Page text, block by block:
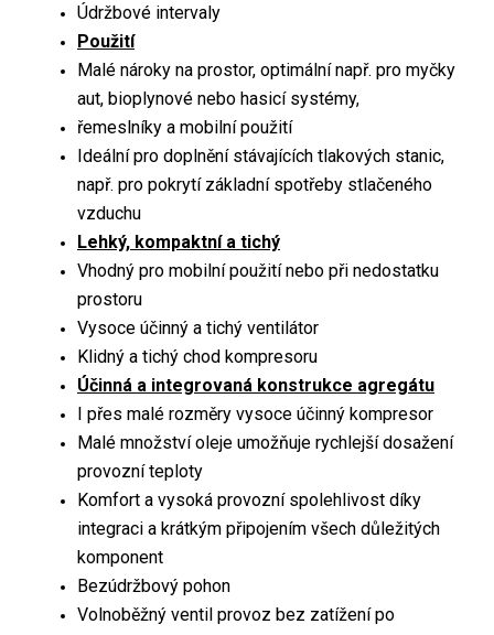
Údržbové intervaly
Použití
Malé nároky na prostor, optimální např. pro myčky
aut, bioplynové nebo hasicí systémy,
řemeslníky a mobilní použití
Ideální pro doplnění stávajících tlakových stanic,
např. pro pokrytí základní spotřeby stlačeného
vzduchu
Lehký, kompaktní a tichý
Vhodný pro mobilní použití nebo při nedostatku
prostoru
Vysoce účinný a tichý ventilátor
Klidný a tichý chod kompresoru
Účinná a integrovaná konstrukce agregátu
I přes malé rozměry vysoce účinný kompresor
Malé množství oleje umožňuje rychlejší dosažení
provozní teploty
Komfort a vysoká provozní spolehlivost díky
integraci a krátkým připojením všech důležitých
komponent
Bezúdržbový pohon
Volnoběžný ventil provoz bez zatížení po